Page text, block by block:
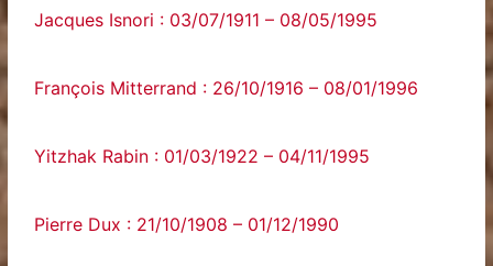
Jacques Isnori : 03/07/1911 – 08/05/1995
François Mitterrand : 26/10/1916 – 08/01/1996
Yitzhak Rabin : 01/03/1922 – 04/11/1995
Pierre Dux : 21/10/1908 – 01/12/1990